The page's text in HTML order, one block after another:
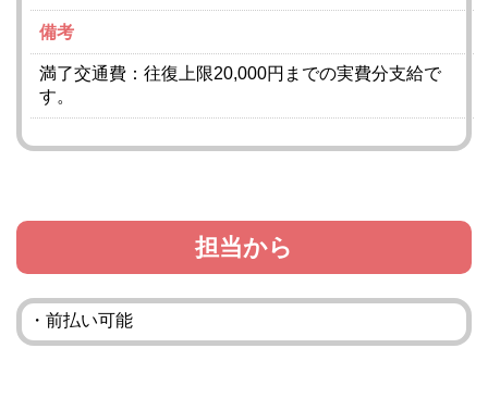
備考
満了交通費：往復上限20,000円までの実費分支給で
す。
担当から
・前払い可能